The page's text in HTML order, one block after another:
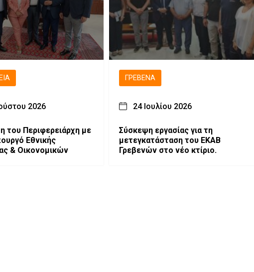
2026
του Περιφερειάρχη με
Εθνικής
& Οικονομικών
ΓΡΕΒΕΝΆ
24 Ιουλίου 2026
Σύσκεψη εργασίας για τη
μετεγκατάσταση του ΕΚΑΒ
Γρεβενών στο νέο κτίριο.